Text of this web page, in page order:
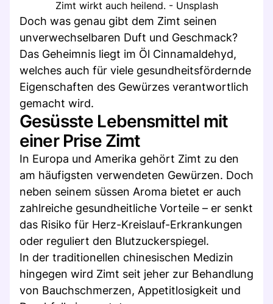
Zimt wirkt auch heilend. - Unsplash
Doch was genau gibt dem Zimt seinen
unverwechselbaren Duft und Geschmack?
Das Geheimnis liegt im Öl Cinnamaldehyd,
welches auch für viele gesundheitsfördernde
Eigenschaften des Gewürzes verantwortlich
gemacht wird.
Gesüsste Lebensmittel mit
einer Prise Zimt
In Europa und Amerika gehört Zimt zu den
am häufigsten verwendeten Gewürzen. Doch
neben seinem süssen Aroma bietet er auch
zahlreiche gesundheitliche Vorteile – er senkt
das Risiko für Herz-Kreislauf-Erkrankungen
oder reguliert den Blutzuckerspiegel.
In der traditionellen chinesischen Medizin
hingegen wird Zimt seit jeher zur Behandlung
von Bauchschmerzen, Appetitlosigkeit und